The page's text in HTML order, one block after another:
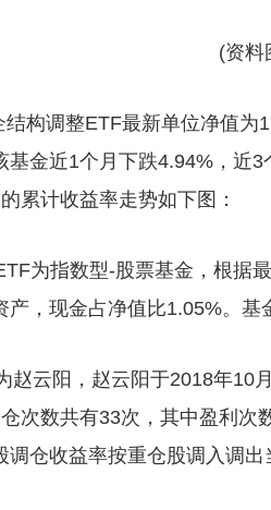
(资料
构调整ETF最新单位净值
基金近1个月下跌4.94%，近
累计收益率走势如下图：
为指数型-股票基金，根据
，现金占净值比1.05%。基
赵云阳，赵云阳于2018年10
次数共有33次，其中盈利
仓收益率按重仓股调入调出